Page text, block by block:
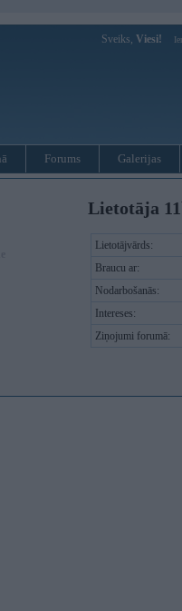
Sveiks, Viesi!
Forums Galerijas
Lietotāja
Lietotājvārds:
Braucu ar:
Nodarbošanās:
Intereses:
Ziņojumi forumā: